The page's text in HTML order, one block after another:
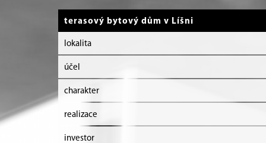
terasový bytový dům v Líšni
lokalita
účel
charakter
realizace
investor